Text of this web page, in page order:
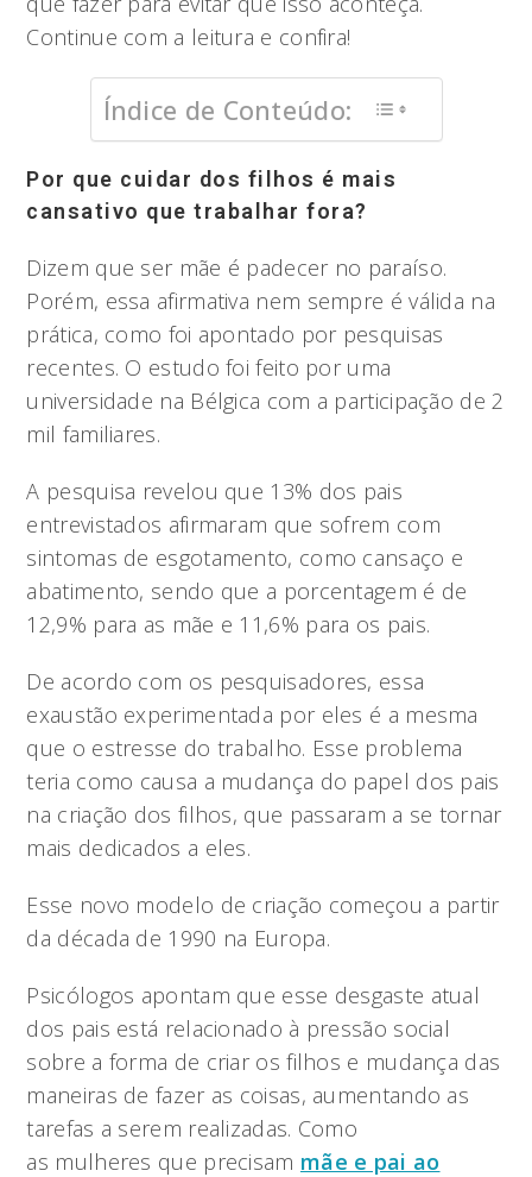
Continue com a leitura e confira!
Índice de Conteúdo:
Por que cuidar dos filhos é mais
cansativo que trabalhar fora?
Dizem que ser mãe é padecer no paraíso.
Porém, essa afirmativa nem sempre é válida na
prática, como foi apontado por pesquisas
recentes. O estudo foi feito por uma
universidade na Bélgica com a participação de 2
mil familiares.
A pesquisa revelou que 13% dos pais
entrevistados afirmaram que sofrem com
sintomas de esgotamento, como cansaço e
abatimento, sendo que a porcentagem é de
12,9% para as mãe e 11,6% para os pais.
De acordo com os pesquisadores, essa
exaustão experimentada por eles é a mesma
que o estresse do trabalho. Esse problema
teria como causa a mudança do papel dos pais
na criação dos filhos, que passaram a se tornar
mais dedicados a eles.
Esse novo modelo de criação começou a partir
da década de 1990 na Europa.
Psicólogos apontam que esse desgaste atual
dos pais está relacionado à pressão social
sobre a forma de criar os filhos e mudança das
maneiras de fazer as coisas, aumentando as
tarefas a serem realizadas. Como
as mulheres que precisam mãe e pai ao